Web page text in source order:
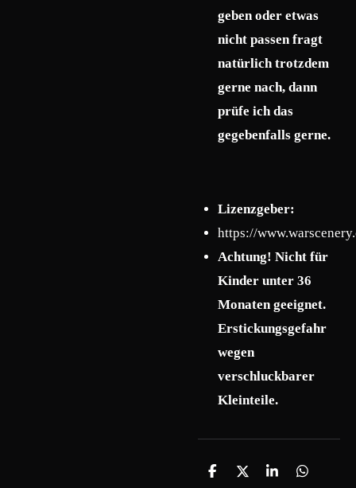
geben oder etwas
nicht passen fragt
natürlich trotzdem
gerne nach, dann
prüfe ich das
gegebenfalls gerne.
Lizenzgeber:
https://
Achtung! Nicht für
Kinder unter 36
Monaten geeignet.
Erstickungsgefahr
wegen
verschluckbarer
Kleinteile.
T
T
T
T